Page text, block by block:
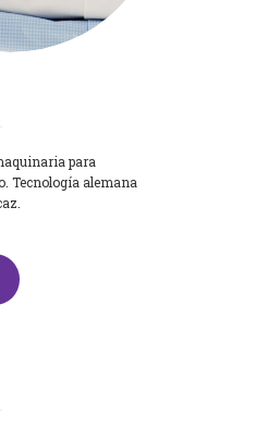
para
Tecnología alemana